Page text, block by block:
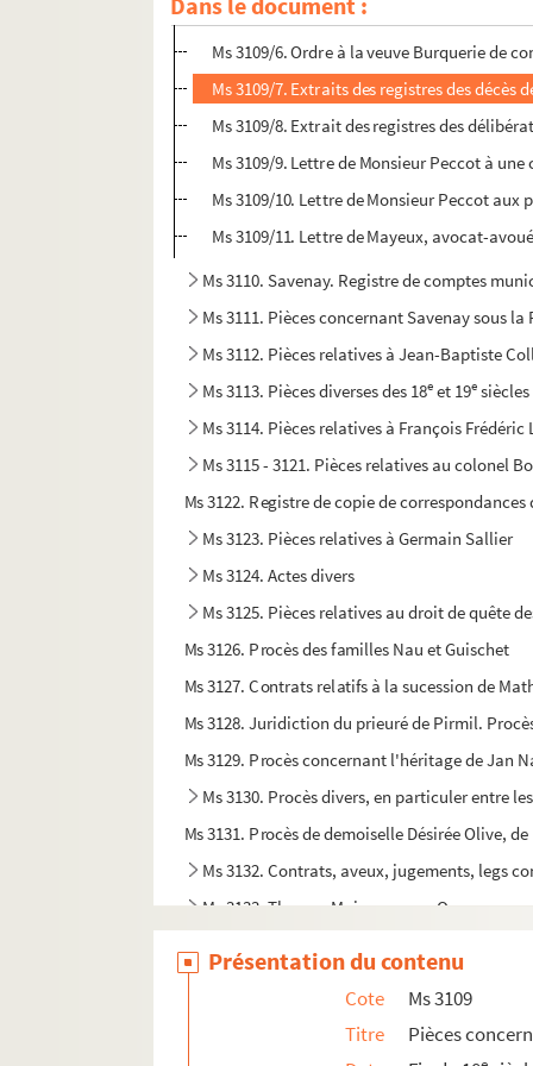
Ms 3109/5. Reçu de l'abonnement aux
Ms 3109/6. Ordre à la veuve Burquerie de
Ms 3109/7. Extraits des registres des
Ms 3109/8. Extrait des registres des
Ms 3109/9. Lettre de Monsieur Peccot à
Ms 3109/10. Lettre de Monsieur Peccot
Ms 3109/11. Lettre de Mayeux, avocat-
Ms 3110. Savenay. Registre de comptes
Ms 3111. Pièces concernant Savenay sous
Ms 3112. Pièces relatives à Jean-Baptiste
Ms 3113. Pièces diverses des 18e et 19e siècles
Ms 3114. Pièces relatives à François
Ms 3115 - 3121. Pièces relatives au colonel
Ms 3122. Registre de copie de
Ms 3123. Pièces relatives à Germain Sallier
Ms 3124. Actes divers
Ms 3125. Pièces relatives au droit de quête
Ms 3126. Procès des familles Nau et Guischet
Ms 3127. Contrats relatifs à la sucession de
Ms 3128. Juridiction du prieuré de Pirmil.
Ms 3129. Procès concernant l'héritage de Jan
Ms 3130. Procès divers, en particuler entre
Ms 3131. Procès de demoiselle Désirée Olive,
Ms 3132. Contrats, aveux, jugements, legs
Ms 3133. Thomas Maisonneuve. Oeuvres
Présentation du contenu
Cote
Ms 3109
Titre
Pièces